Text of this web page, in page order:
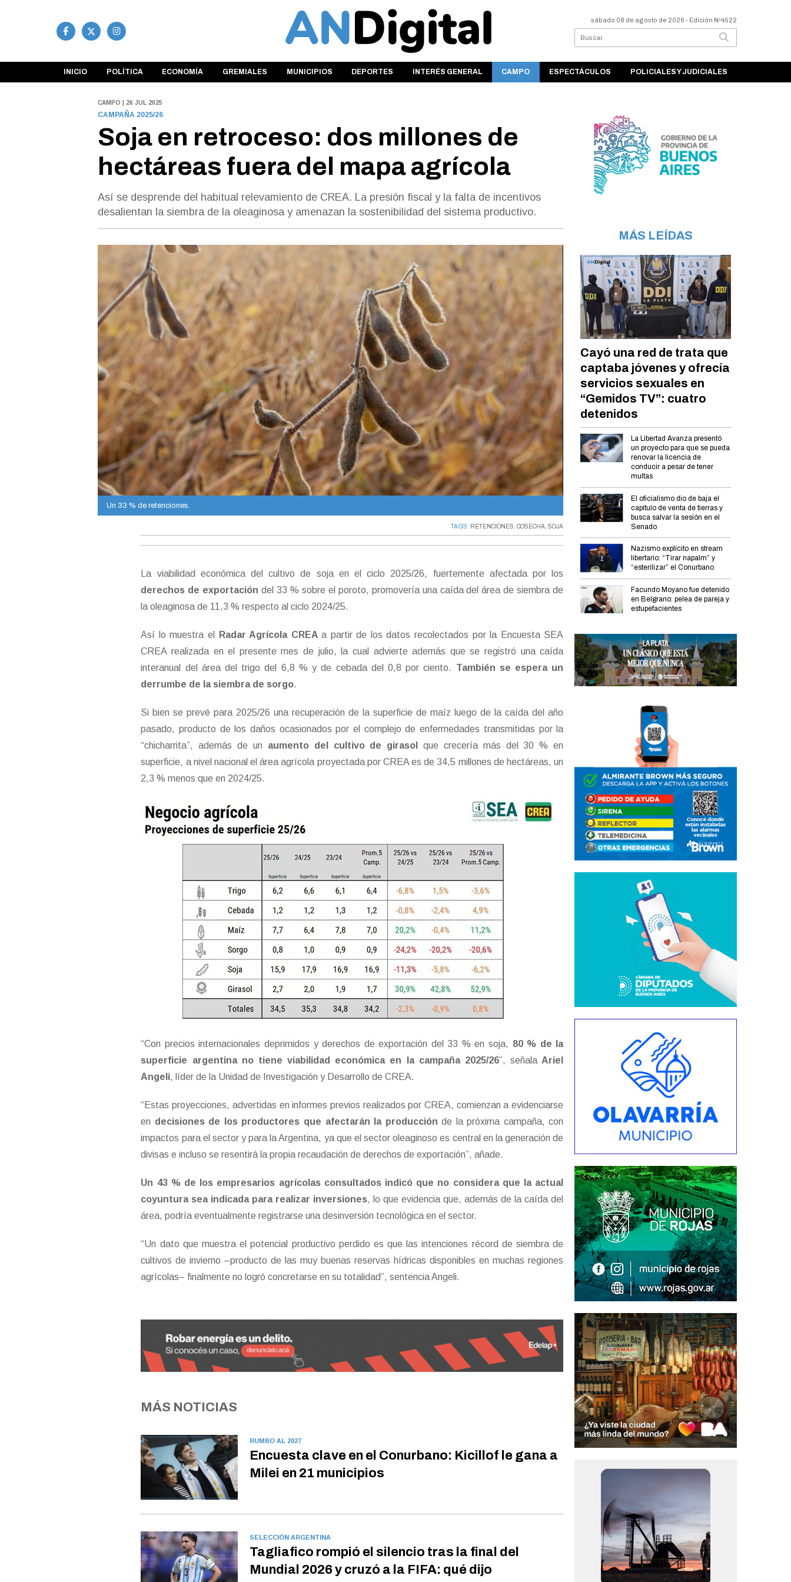
sábado 08 de agosto de 2026 - Edición Nº4522
INICIO POLÍTICA ECONOMÍA GREMIALES MUNICIPIOS DEPORTES INTERÉS GENERAL CAMPO ESPECTÁCULOS POLICIALES Y JUDICIALES
CAMPO | 26 JUL 2025
CAMPAÑA 2025/26
Soja en retroceso: dos millones de
hectáreas fuera del mapa agrícola
Así se desprende del habitual relevamiento de CREA. La presión fiscal y la falta de incentivos
desalientan la siembra de la oleaginosa y amenazan la sostenibilidad del sistema productivo.
Un 33 % de retenciones. Un 33 % de retenciones.
TAGS: RETENCIONES,COSECHA,SOJA
La viabilidad económica del cultivo de soja en el ciclo 2025/26, fuertemente afectada por los
derechos de exportación del 33 % sobre el poroto, promovería una caída del área de siembra de
la oleaginosa de 11,3 % respecto al ciclo 2024/25.
Así lo muestra el Radar Agrícola CREAa partir de los datos recolectados por la Encuesta SEA
CREA realizada en el presente mes de julio, la cual advierte además que se registró una caída
interanual del área del trigo del 6,8 % y de cebada del 0,8 por ciento. También se espera un
derrumbe de la siembra de sorgo.
Si bien se prevé para 2025/26 una recuperación de la superficie de maíz luego de la caída del año
pasado, producto de los daños ocasionados por el complejo de enfermedades transmitidas por la
“chicharrita”, además de un aumento del cultivo de girasolque crecería más del 30 % en
superficie, a nivel nacional el área agrícola proyectada por CREA es de 34,5 millones de hectáreas, un
2,3 % menos que en 2024/25.
“Con precios internacionales deprimidos y derechos de exportación del 33 % en soja, 80 % de la
superficie argentina no tiene viabilidad económica en la campaña 2025/26”, señalaAriel
Angeli, líder de la Unidad de Investigación y Desarrollo de CREA.
“Estas proyecciones, advertidas en informes previos realizados por CREA, comienzan a evidenciarse
en decisiones de los productores que afectarán la producciónde la próxima campaña, con
impactos para el sector y para la Argentina, ya que el sector oleaginoso es central en la generación de
divisas e incluso se resentirá la propia recaudación de derechos de exportación”, añade.
Un 43 % de los empresarios agrícolas consultados indicó que no considera que la actual
coyuntura sea indicada para realizar inversiones, lo que evidencia que, además de la caída del
área, podría eventualmente registrarse una desinversión tecnológica en el sector.
“Un dato que muestra el potencial productivo perdido es que las intenciones récord de siembra de
cultivos de invierno –producto de las muy buenas reservas hídricas disponibles en muchas regiones
agrícolas– finalmente no logró concretarse en su totalidad”, sentencia Angeli.
MÁS NOTICIAS
RUMBO AL 2027
Encuesta clave en el Conurbano: Kicillof le gana a
Milei en 21 municipios
SELECCIÓN ARGENTINA
Tagliafico rompió el silencio tras la final del
Mundial 2026 y cruzó a la FIFA: qué dijo
MÁS LEÍDAS
Cayó una red de trata que
captaba jóvenes y ofrecía
servicios sexuales en
“Gemidos TV”: cuatro
detenidos
La Libertad Avanza presentó
un proyecto para que se pueda
renovar la licencia de
conducir a pesar de tener
multas
El oficialismo dio de baja el
capítulo de venta de tierras y
busca salvar la sesión en el
Senado
Nazismo explícito en stream
libertario: “Tirar napalm” y
“esterilizar” el Conurbano
Facundo Moyano fue detenido
en Belgrano: pelea de pareja y
estupefacientes